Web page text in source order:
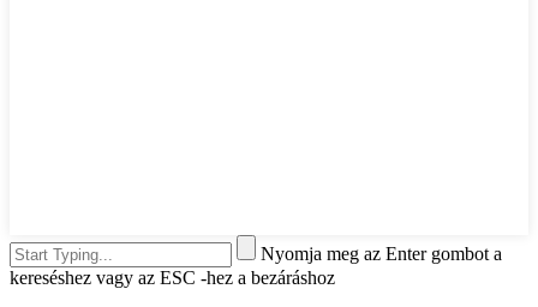
Nyomja meg az Enter gombot a
kereséshez vagy az ESC -hez a bezáráshoz